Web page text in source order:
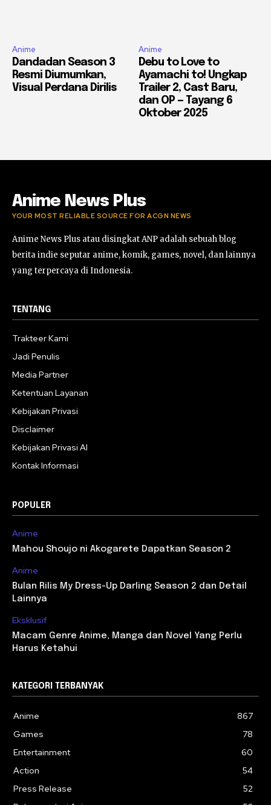
Anime
Dandadan Season 3
Resmi Diumumkan,
Visual Perdana Dirilis
Anime
Debu to Love to
Ayamachi to! Ungkap
Trailer 2, Cast Baru,
dan OP — Tayang 6
Oktober 2025
Anime News Plus
YOUR MOST RELIABLE SOURCE FOR ACGN NEWS
Anime News Plus atau disingkat ANP adalah sebuah blog
berita indie seputar anime, komik, games, novel, dan lainnya
yang terpercaya di Indonesia.
TENTANG
Trakteer Kami
Jadi Penulis
Media Partner
Ketentuan Layanan
Kebijakan Privasi
Disclaimer
Kebijakan Privasi AI
Kontak Informasi
POPULER
Anime
Mahou Shoujo ni Akogarete Dapatkan Season 2
Anime
Bulan Rilis My Dress-Up Darling Season 2 dan Detail
Lainnya
Eksklusif
Macam Genre Anime, Manga dan Novel Yang Perlu
Harus Ketahui
KATEGORI TERBANYAK
Anime
867
Games
78
Entertainment
60
Action
54
Press Release
52